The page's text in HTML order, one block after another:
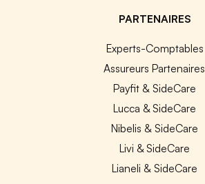
PARTENAIRES
Experts-Comptables
Assureurs Partenaires
Payfit & SideCare
Lucca & SideCare
Nibelis & SideCare
Livi & SideCare
Lianeli & SideCare